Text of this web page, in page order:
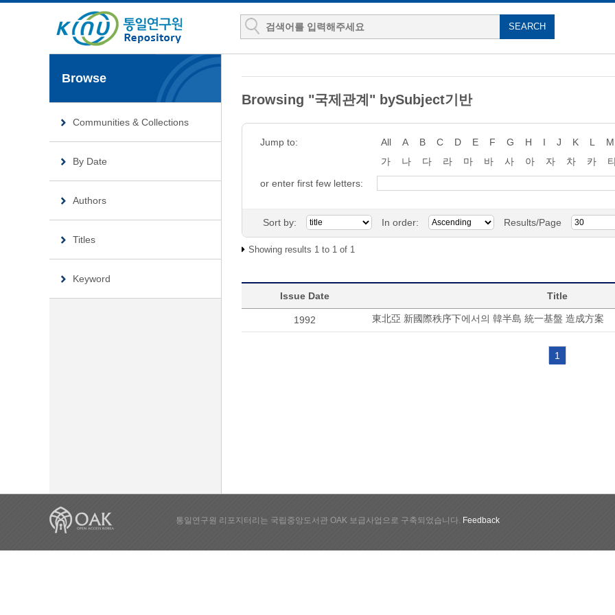
Browse
Communities & Collections
By Date
Authors
Titles
Keyword
Browsing "국제관계" bySubject기반
Jump to: All A B C D E F G H I J K L M
가
나 다 라 마 바 사 아 자 차 카
or enter first few letters:
Sort by: In order: Results/Page
Showing results 1 to 1 of 1
Issue Date Title
1992 東北亞 新國際秩序下에서의 韓半島 統一基盤 造成方案
1
통일연구원 리포지터리는 국립중앙도서관 OAK 보급사업으로 구축되었습니다. Feedback